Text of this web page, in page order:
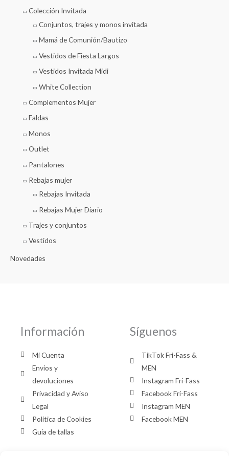
Colección Invitada
Conjuntos, trajes y monos invitada
Mamá de Comunión/Bautizo
Vestidos de Fiesta Largos
Vestidos Invitada Midi
White Collection
Complementos Mujer
Faldas
Monos
Outlet
Pantalones
Rebajas mujer
Rebajas Invitada
Rebajas Mujer Diario
Trajes y conjuntos
Vestidos
Novedades
Información
Mi Cuenta
Envíos y
devoluciones
Privacidad y Aviso
Legal
Política de Cookies
Guía de tallas
Síguenos
TikTok Fri-Fass &
MEN
Instagram Fri-Fass
Facebook Fri-Fass
Instagram MEN
Facebook MEN